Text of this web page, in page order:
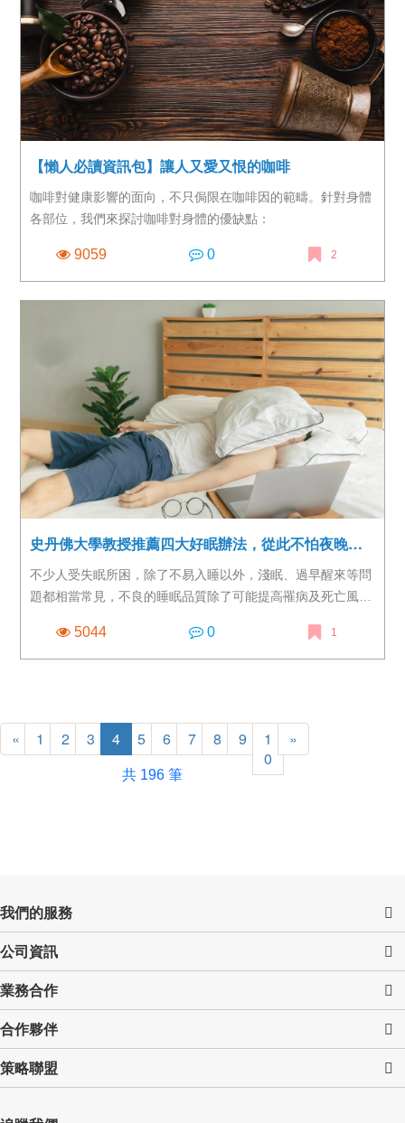
【懶人必讀資訊包】讓人又愛又恨的咖啡
咖啡對健康影響的面向，不只侷限在咖啡因的範疇。針對身體
各部位，我們來探討咖啡對身體的優缺點：
9059 0 2
史丹佛大學教授推薦四大好眠辦法，從此不怕夜晚來臨
不少人受失眠所困，除了不易入睡以外，淺眠、過早醒來等問
題都相當常見，不良的睡眠品質除了可能提高罹病及死亡風險
不可不慎。
5044 0 1
« 1 2 3 4 5 6 7 8 9
1
0
»
共 196 筆
我們的服務
公司資訊
業務合作
合作夥伴
策略聯盟